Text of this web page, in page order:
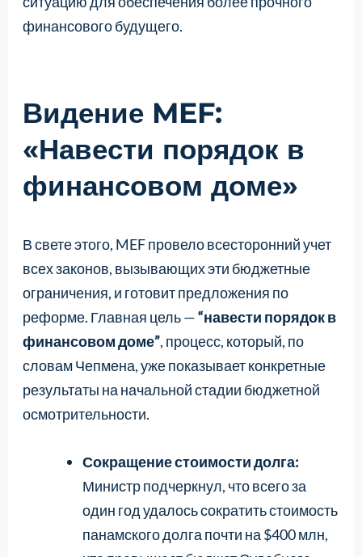
финансового будущего.
Видение MEF:
«Навести порядок в
финансовом доме»
В свете этого, MEF провело всесторонний учет
всех законов, вызывающих эти бюджетные
ограничения, и готовит предложения по
реформе. Главная цель —“навести порядок в
финансовом доме”, процесс, который, по
словам Чепмена, уже показывает конкретные
результаты на начальной стадии бюджетной
осмотрительности.
Сокращение стоимости долга:
Министр подчеркнул, что всего за
один год удалось сократить стоимость
панамского долга почти на $400 млн,